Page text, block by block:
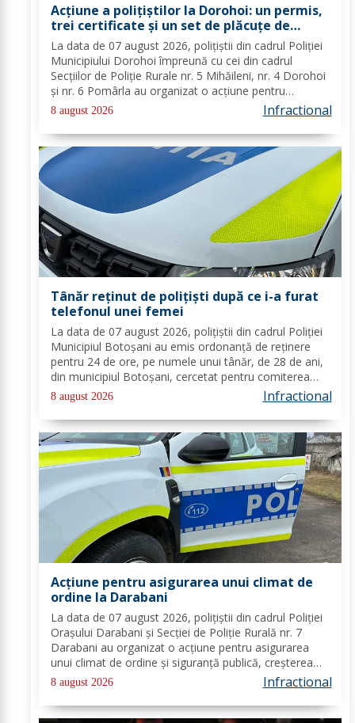
Acțiune a polițiștilor la Dorohoi: un permis,
trei certificate și un set de plăcuțe de
înmatriculare reținute
La data de 07 august 2026, polițiștii din cadrul Poliției
Municipiului Dorohoi împreună cu cei din cadrul
Secțiilor de Poliție Rurale nr. 5 Mihăileni, nr. 4 Dorohoi
și nr. 6 Pomârla au organizat o acțiune pentru
prevenirea și combaterea faptelor de natură penală și
contravențională, verificarea...
8 august 2026 Infractional
Tânăr reținut de polițiști după ce i-a furat
telefonul unei femei
La data de 07 august 2026, polițiștii din cadrul Poliției
Municipiul Botoșani au emis ordonanță de reținere
pentru 24 de ore, pe numele unui tânăr, de 28 de ani,
din municipiul Botoșani, cercetat pentru comiterea
infracțiunii de furt. În urma probatoriului administrat,
s-a stabilit faptul că, în...
8 august 2026 Infractional
Acțiune pentru asigurarea unui climat de
ordine la Darabani
La data de 07 august 2026, polițiștii din cadrul Poliției
Orașului Darabani și Secției de Poliție Rurală nr. 7
Darabani au organizat o acțiune pentru asigurarea
unui climat de ordine și siguranță publică, creșterea
gradului de siguranță rutieră și combaterea faptelor
antisociale, în localitatea...
8 august 2026 Infractional